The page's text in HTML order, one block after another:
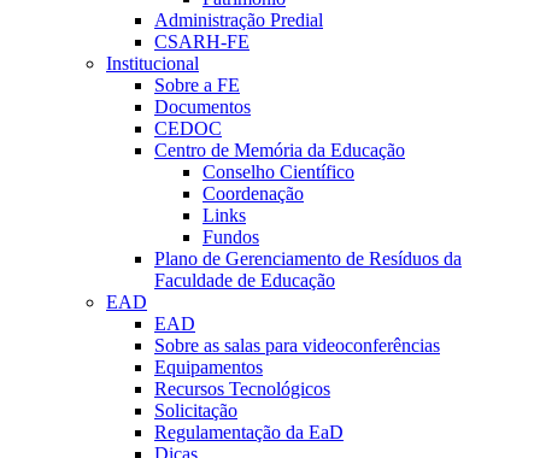
Administração Predial
CSARH-FE
Institucional
Sobre a FE
Documentos
CEDOC
Centro de Memória da Educação
Conselho Científico
Coordenação
Links
Fundos
Plano de Gerenciamento de Resíduos da
Faculdade de Educação
EAD
EAD
Sobre as salas para videoconferências
Equipamentos
Recursos Tecnológicos
Solicitação
Regulamentação da EaD
Dicas